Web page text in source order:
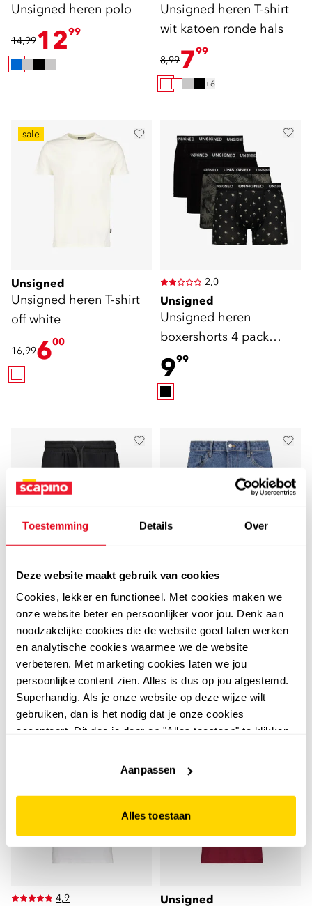
Toestemming Details Over
Deze website maakt gebruik van cookies
Cookies, lekker en functioneel. Met cookies maken we
onze website beter en persoonlijker voor jou. Denk aan
noodzakelijke cookies die de website goed laten werken
en analytische cookies waarmee we de website
verbeteren. Met marketing cookies laten we jou
persoonlijke content zien. Alles is dus op jou afgestemd.
Superhandig. Als je onze website op deze wijze wilt
gebruiken, dan is het nodig dat je onze cookies
accepteert. Dit doe je door op "Alles toestaan" te klikken.
website niet optimaal functioneert.
Aanpassen
Alles toestaan
Unsigned heren polo
14,991299
Unsigned heren T-shirt
wit katoen ronde hals
8,99799
+6
sale
Unsigned
Unsigned heren T-shirt
off white
16,99600
2,0
Unsigned
Unsigned heren
boxershorts 4 pack
zwart met print
999
Unsigned
Unsigned heren
sweatshort zwart
14,991299
Unsigned
Unsigned heren denim
short donkerblauw
22,99 1999
4,9 Unsigned